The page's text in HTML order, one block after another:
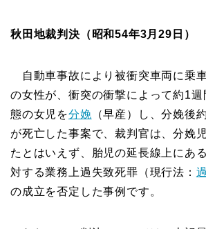
秋田地裁判決（昭和54年3月29日）
自動車事故により被衝突車両に乗
の女性が、衝突の衝撃によって約1週
態の女児を分娩 （早産）し、分娩後
が死亡した事案で、裁判官は、分娩
たとはいえず、胎児の延長線上にあ
対する業務上過失致死罪（現行法：
の成立を否定した事例です。